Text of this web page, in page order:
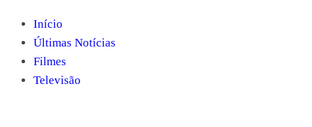
Início
Últimas Notícias
Filmes
Televisão